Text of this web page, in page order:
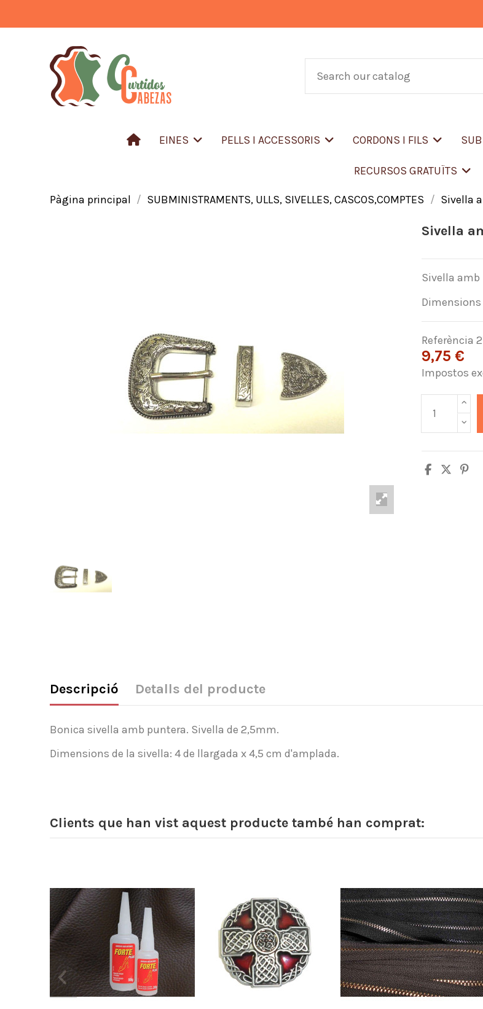
EINES PELLS I ACCESSORIS CORDONS I FILS
RECURSOS GRATUÏTS
Pàgina principal SUBMINISTRAMENTS, ULLS, SIVELLES, CASCOS,COMPTES Sivella
Sivella
Sivella amb
Referència
9,75 €
Impostos
Descripció Detalls del producte
Bonica sivella amb puntera. Sivella de 2,5mm.
Dimensions de la sivella: 4 de llargada x 4,5 cm d'amplada.
Clients que han vist aquest producte també han comprat: